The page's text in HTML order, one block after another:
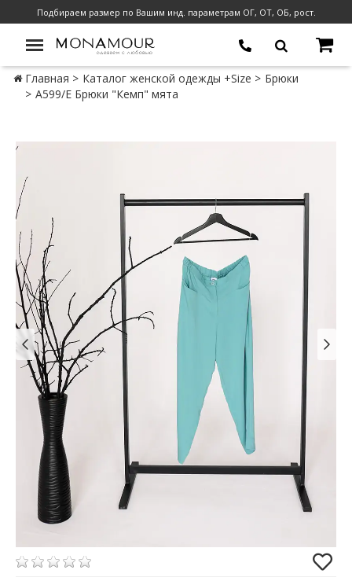
Подбираем размер по Вашим инд. параметрам ОГ, ОТ, ОБ, рост.
Главная Каталог женской одежды +Size
Брюки
А599/Е Брюки "Кемп" мята